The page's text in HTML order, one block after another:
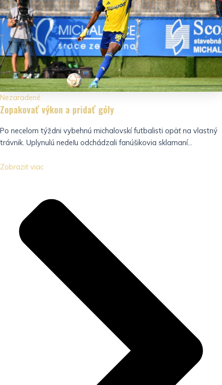
Nezaradené
Zopakovať výkon a pridať góly
Po necelom týždni vybehnú michalovskí futbalisti opäť na vlastný
trávnik. Uplynulú nedeľu odchádzali fanúšikovia sklamaní...
Zobraziť viac